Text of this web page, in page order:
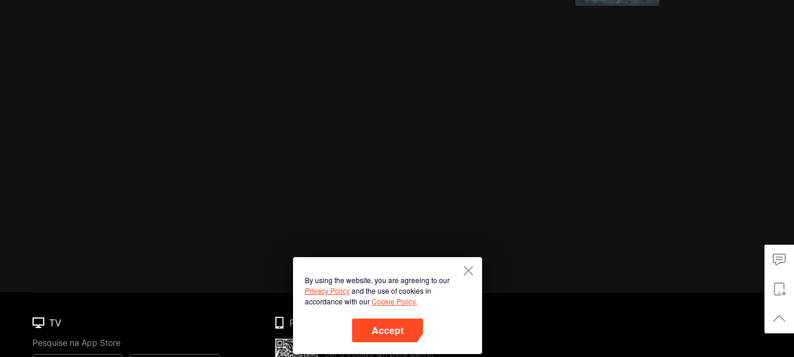
By using the website, you are agreeing to our
Privacy Policyand the use of cookies in
accordance with ourCookie Policy.
Accept
TV
Pesquise na App Store
Phone
Ler o código QR para baixar